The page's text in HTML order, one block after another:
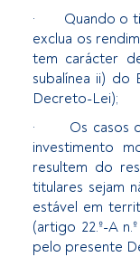
· Quando o
exclua os
tem carácter
subalínea ii) do
Decreto-Lei);
· Os casos de
investimento
resultem do
titulares sejam
estável em
(artigo 22.º-A
pelo presente